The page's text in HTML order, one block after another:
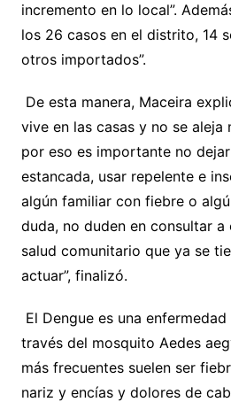
incremento en lo local”.
los 26 casos en el distrito, 14
otros importados”.
De esta manera, Maceira
vive en las casas y no se aleja
por eso es importante no
estancada, usar repelente e
algún familiar con fiebre o
duda, no duden en consultar
salud comunitario que ya se
actuar”, finalizó.
El Dengue es una
través del mosquito Aedes
más frecuentes suelen ser
nariz y encías y dolores de